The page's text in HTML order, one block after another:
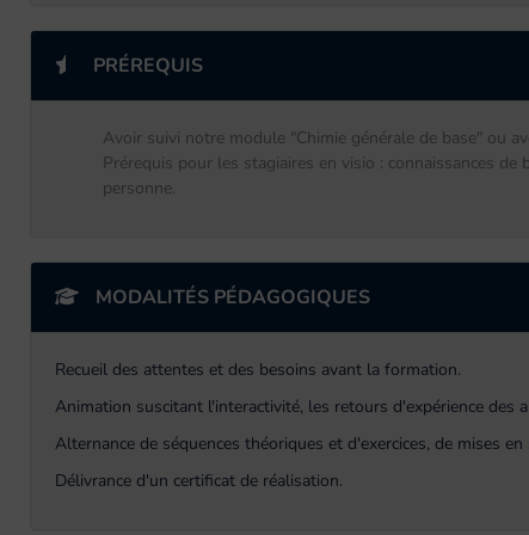
PRÉREQUIS
Avoir suivi notre module "Chimie générale de base" ou
Prérequis pour les stagiaires en visio : connaissances
personne.
MODALITÉS PÉDAGOGIQUES
Recueil des attentes et des besoins avant la formation.
Animation suscitant l'interactivité, les retours d'expérience des
Alternance de séquences théoriques et d'exercices, de mises
Délivrance d'un certificat de réalisation.